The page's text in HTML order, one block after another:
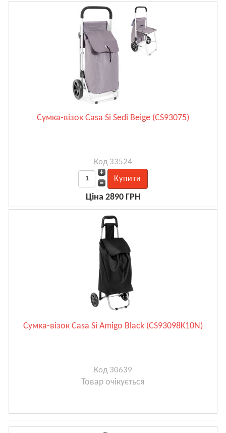
Сумка-візок Casa Si Sedi Beige (CS93075)
Код 33524
Ціна 2890 ГРН
Сумка-візок Casa Si Amigo Black (CS93098K10N)
Код 30639
Товар очікується